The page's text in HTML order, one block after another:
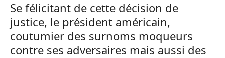
Se félicitant de cette décision de
justice, le président américain,
coutumier des surnoms moqueurs
contre ses adversaires mais aussi des